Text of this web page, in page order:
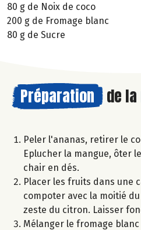
80 g de Noix de coco
200 g de Fromage blanc
80 g de Sucre
Préparation de la
Peler l'ananas, retirer le
Eplucher la mangue, ôter
chair en dés.
Placer les fruits dans une
compoter avec la moitié
zeste du citron. Laisser
Mélanger le fromage